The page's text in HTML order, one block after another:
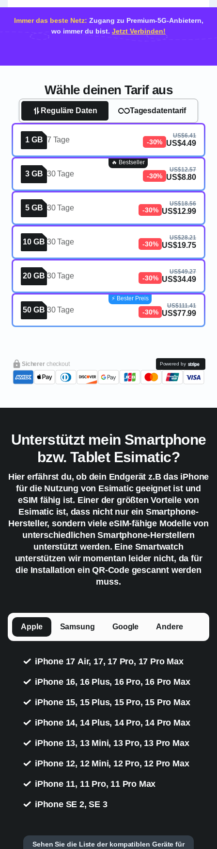
Immer das beste Netz: Zugang zu Premium-5G-Anbietern,
wo immer du bist. Jetzt Verbinden!
Wähle deinen Tarif aus
Reguläre Daten Tagesdatentarif
1 GB 7 Tage -30%
US$6.41
US$4.49
3 GB 30 Tage -30%
US$12.57
US$8.80
🔥 Bestseller
5 GB 30 Tage -30%
US$18.56
US$12.99
10 GB 30 Tage -30%
US$28.21
US$19.75
20 GB 30 Tage -30%
US$49.27
US$34.49
50 GB 30 Tage -30%
US$111.41
US$77.99
⚡️ Bester Preis
Sicherer checkout Powered by
Unterstützt mein Smartphone
bzw. Tablet Esimatic?
Hier erfährst du, ob dein Endgerät z.B das iPhone
für die Nutzung von Esimatic geeignet ist und
eSIM fähig ist. Einer der größten Vorteile von
Esimatic ist, dass nicht nur ein Smartphone-
Hersteller, sondern viele eSIM-fähige Modelle von
unterschiedlichen Smartphone-Herstellern
unterstützt werden. Eine Smartwatch
unterstützen wir momentan leider nicht, da für
die Installation ein QR-Code gescannt werden
muss.
Apple Samsung Google Andere
iPhone 17 Air, 17, 17 Pro, 17 Pro Max
iPhone 16, 16 Plus, 16 Pro, 16 Pro Max
iPhone 15, 15 Plus, 15 Pro, 15 Pro Max
iPhone 14, 14 Plus, 14 Pro, 14 Pro Max
iPhone 13, 13 Mini, 13 Pro, 13 Pro Max
iPhone 12, 12 Mini, 12 Pro, 12 Pro Max
iPhone 11, 11 Pro, 11 Pro Max
iPhone SE 2, SE 3
Sehen Sie die Liste der kompatiblen Geräte für